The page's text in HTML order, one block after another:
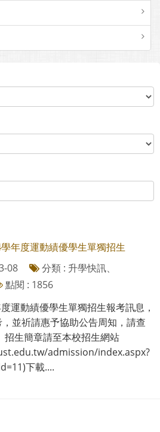
年度運動績優學生單獨招生
08
分類 : 升學快訊、
點閱 : 1856
運動績優學生單獨招生報考訊息，
並祈請惠予協助公告周知，請查
招生簡章請至本校招生網站
admission/index.aspx?
下載....